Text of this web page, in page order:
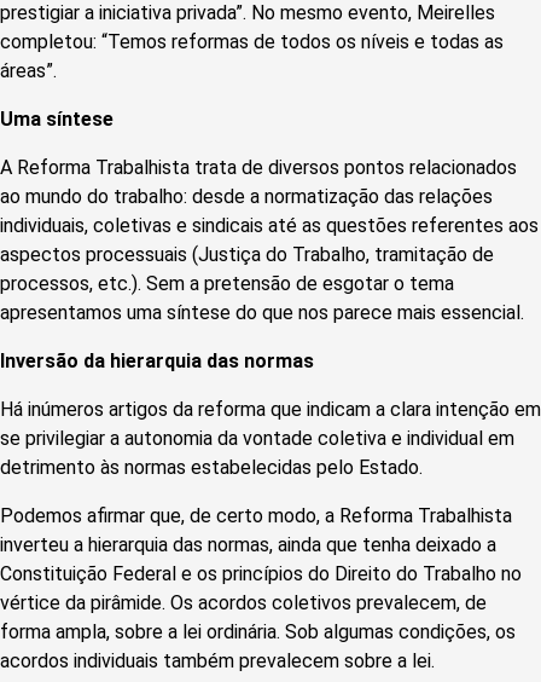
prestigiar a iniciativa privada”. No mesmo evento, Meirelles
completou: “Temos reformas de todos os níveis e todas as
áreas”.
Uma síntese
A Reforma Trabalhista trata de diversos pontos relacionados
ao mundo do trabalho: desde a normatização das relações
individuais, coletivas e sindicais até as questões referentes aos
aspectos processuais (Justiça do Trabalho, tramitação de
processos, etc.). Sem a pretensão de esgotar o tema
apresentamos uma síntese do que nos parece mais essencial.
Inversão da hierarquia das normas
Há inúmeros artigos da reforma que indicam a clara intenção em
se privilegiar a autonomia da vontade coletiva e individual em
detrimento às normas estabelecidas pelo Estado.
Podemos afirmar que, de certo modo, a Reforma Trabalhista
inverteu a hierarquia das normas, ainda que tenha deixado a
Constituição Federal e os princípios do Direito do Trabalho no
vértice da pirâmide. Os acordos coletivos prevalecem, de
forma ampla, sobre a lei ordinária. Sob algumas condições, os
acordos individuais também prevalecem sobre a lei.